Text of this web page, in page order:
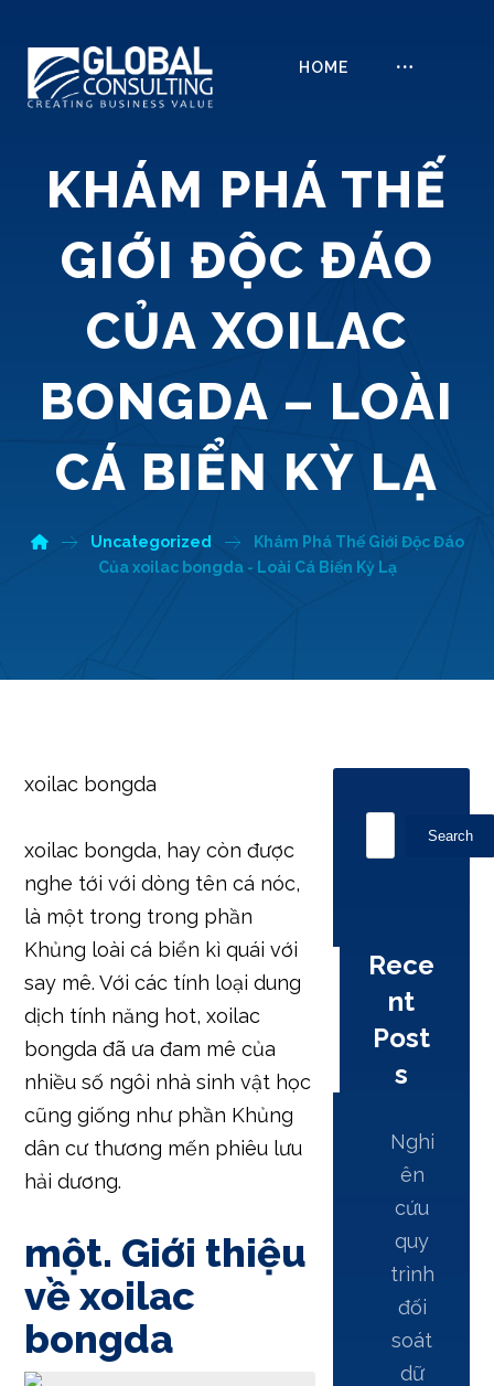
HOME
KHÁM PHÁ THẾ
GIỚI ĐỘC ĐÁO
CỦA XOILAC
BONGDA – LOÀI
CÁ BIỂN KỲ LẠ
Uncategorized
Khám Phá Thế Giới Độc Đáo
Của xoilac bongda - Loài Cá Biển Kỳ Lạ
xoilac bongda
xoilac bongda, hay còn được
nghe tới với dòng tên cá nóc,
là một trong trong phần
Khủng loài cá biển kì quái với
say mê. Với các tính loại dung
dịch tính năng hot, xoilac
bongda đã ưa đam mê của
nhiều số ngôi nhà sinh vật học
cũng giống như phần Khủng
dân cư thương mến phiêu lưu
hải dương.
một. Giới thiệu
về xoilac
bongda
Search
Rece
nt
Post
s
Nghi
ên
cứu
quy
trình
đối
soát
dữ